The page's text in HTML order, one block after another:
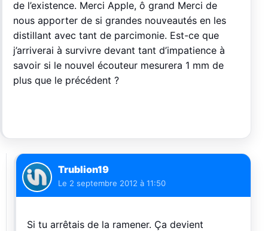
de l’existence. Merci Apple, ô grand Merci de
nous apporter de si grandes nouveautés en les
distillant avec tant de parcimonie. Est-ce que
j’arriverai à survivre devant tant d’impatience à
savoir si le nouvel écouteur mesurera 1 mm de
plus que le précédent ?
Trublion19
Le 2 septembre 2012 à 11:50
Si tu arrêtais de la ramener. Ça devient